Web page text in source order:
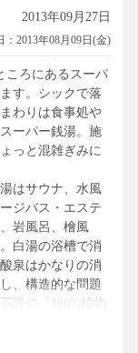
2013年09月27日
：2013年08月09日(金)
ころにあるスーパ
す。シックで落
わりは食事処や
ーパー銭湯。施
っと混雑ぎみに
はサウナ、水風
ジバス・エステ
岩風呂、檜風
白湯の浴槽で消
泉はかなりの消
、構造的な問題
詳の「100%植物
皮膚がバシバシ
しいところ。